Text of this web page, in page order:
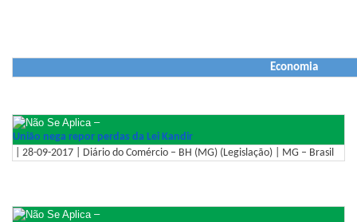
Economia
–
União nega repor perdas da Lei Kandir
| 28-09-2017 | Diário do Comércio – BH (MG) (Legislação) | MG – Brasil
–